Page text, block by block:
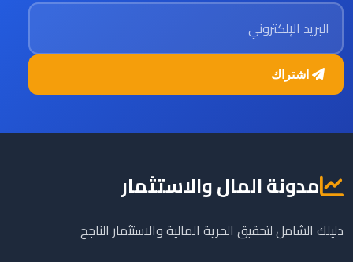
البريد الإلكتروني
مدونة المال والاستثمار
دليلك الشامل لتحقيق الحرية المالية والاستثمار الناجح